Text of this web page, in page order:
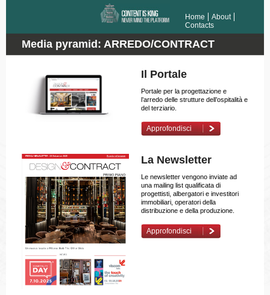
Home
About
Contacts
Media pyramid: ARREDO/CONTRACT
Il Portale
Portale per la progettazione e
l’arredo delle strutture dell’ospitalità e
del terziario.
Approfondisci
La Newsletter
Le newsletter vengono inviate ad
una mailing list qualificata di
progettisti, albergatori e investitori
immobiliari, operatori della
distribuzione e della produzione.
Approfondisci